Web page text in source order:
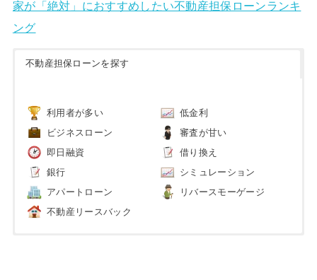
家が「絶対」におすすめしたい不動産担保ローンランキ
ング
不動産担保ローンを探す
利用者が多い 低金利
ビジネスローン 審査が甘い
即日融資 借り換え
銀行 シミュレーション
アパートローン リバースモーゲージ
不動産リースバック